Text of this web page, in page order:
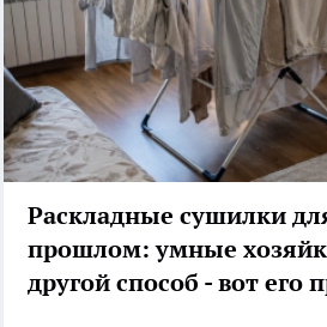
Раскладные сушилки
прошлом: умные
другой способ - вот его